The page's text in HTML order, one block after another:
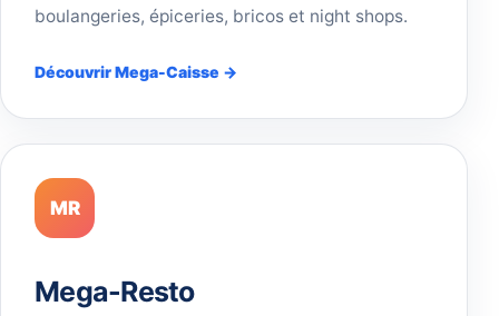
boulangeries, épiceries, bricos et night shops.
Découvrir Mega-Caisse →
MR
Mega-Resto